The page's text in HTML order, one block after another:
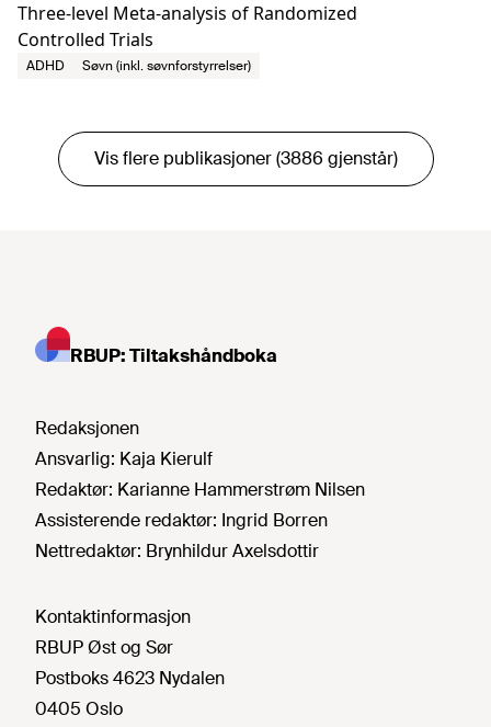
Three-level Meta-analysis of Randomized
Controlled Trials
ADHD Søvn (inkl. søvnforstyrrelser)
Vis flere publikasjoner (3886 gjenstår)
RBUP: Tiltakshåndboka
Redaksjonen
Ansvarlig: Kaja Kierulf
Redaktør: Karianne Hammerstrøm Nilsen
Assisterende redaktør: Ingrid Borren
Nettredaktør: Brynhildur Axelsdottir
Kontaktinformasjon
RBUP Øst og Sør
Postboks 4623 Nydalen
0405 Oslo